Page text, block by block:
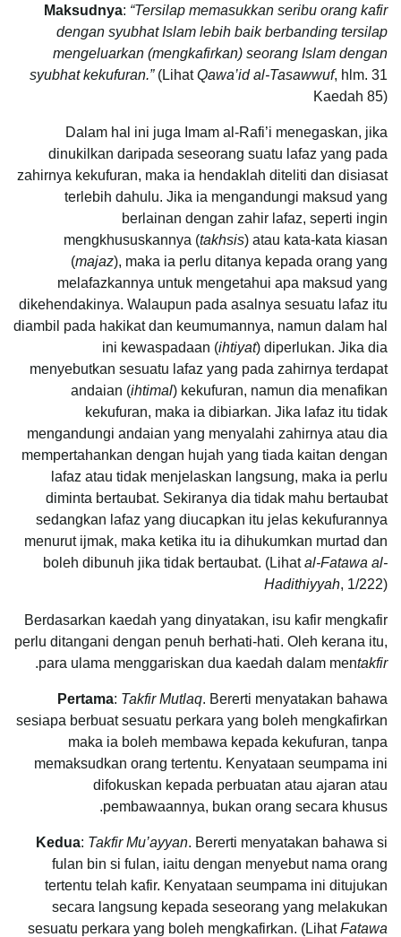
Maksudnya: “Tersilap memasukkan seribu orang kafir
dengan syubhat Islam lebih baik berbanding tersilap
mengeluarkan (mengkafirkan) seorang Islam dengan
syubhat kekufuran.”(LihatQawa’id al-Tasawwuf, hlm. 31
Kaedah 85)
Dalam hal ini juga Imam al-Rafi’i menegaskan, jika
dinukilkan daripada seseorang suatu lafaz yang pada
zahirnya kekufuran, maka ia hendaklah diteliti dan disiasat
terlebih dahulu. Jika ia mengandungi maksud yang
berlainan dengan zahir lafaz, seperti ingin
mengkhususkannya (takhsis) atau kata-kata kiasan
(majaz), maka ia perlu ditanya kepada orang yang
melafazkannya untuk mengetahui apa maksud yang
dikehendakinya. Walaupun pada asalnya sesuatu lafaz itu
diambil pada hakikat dan keumumannya, namun dalam hal
ini kewaspadaan (ihtiyat) diperlukan. Jika dia
menyebutkan sesuatu lafaz yang pada zahirnya terdapat
andaian (ihtimal) kekufuran, namun dia menafikan
kekufuran, maka ia dibiarkan. Jika lafaz itu tidak
mengandungi andaian yang menyalahi zahirnya atau dia
mempertahankan dengan hujah yang tiada kaitan dengan
lafaz atau tidak menjelaskan langsung, maka ia perlu
diminta bertaubat. Sekiranya dia tidak mahu bertaubat
sedangkan lafaz yang diucapkan itu jelas kekufurannya
menurut ijmak, maka ketika itu ia dihukumkan murtad dan
boleh dibunuh jika tidak bertaubat. (Lihatal-Fatawa al-
Hadithiyyah, 1/222)
Berdasarkan kaedah yang dinyatakan, isu kafir mengkafir
perlu ditangani dengan penuh berhati-hati. Oleh kerana itu,
para ulama menggariskan dua kaedah dalam mentakfir
.
Pertama: Takfir Mutlaq. Bererti menyatakan bahawa
sesiapa berbuat sesuatu perkara yang boleh mengkafirkan
maka ia boleh membawa kepada kekufuran, tanpa
memaksudkan orang tertentu. Kenyataan seumpama ini
difokuskan kepada perbuatan atau ajaran atau
pembawaannya, bukan orang secara khusus.
Kedua: Takfir Mu’ayyan. Bererti menyatakan bahawa si
fulan bin si fulan, iaitu dengan menyebut nama orang
tertentu telah kafir. Kenyataan seumpama ini ditujukan
secara langsung kepada seseorang yang melakukan
sesuatu perkara yang boleh mengkafirkan. (LihatFatawa